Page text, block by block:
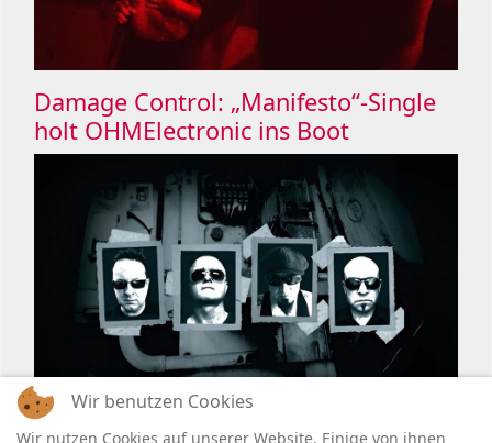
Damage Control: „Manifesto“-Single
holt OHMElectronic ins Boot
Wir benutzen Cookies
Wir nutzen Cookies auf unserer Website. Einige von ihnen